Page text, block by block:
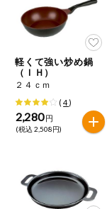
スマート・ワ
ン注文
得
コープ商品
今週の新登場
トク
複数注文でお
軽くて強い炒め鍋
（ＩＨ）
２４ｃｍ
(4)
2,280 円
(税込 2,508円)